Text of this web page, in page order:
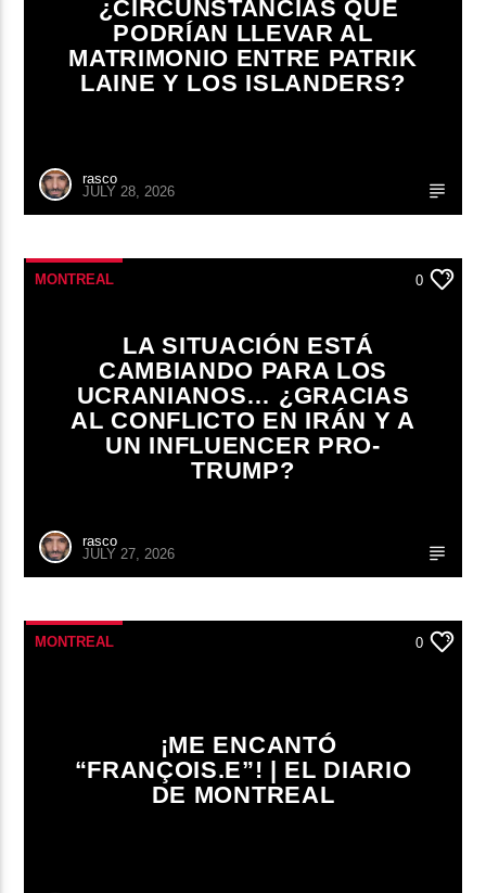
¿CIRCUNSTANCIAS QUE
PODRÍAN LLEVAR AL
MATRIMONIO ENTRE PATRIK
LAINE Y LOS ISLANDERS?
rasco
JULY 28, 2026
MONTREAL 0
LA SITUACIÓN ESTÁ
CAMBIANDO PARA LOS
UCRANIANOS… ¿GRACIAS
AL CONFLICTO EN IRÁN Y A
UN INFLUENCER PRO-
TRUMP?
rasco
JULY 27, 2026
MONTREAL 0
¡ME ENCANTÓ
“FRANÇOIS.E”! | EL DIARIO
DE MONTREAL